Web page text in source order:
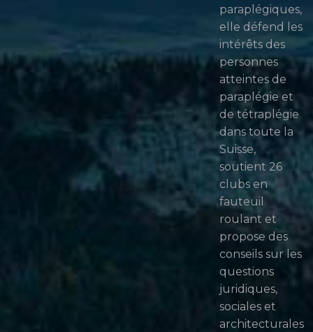
paraplégiques,
elle défend les
intérêts des
personnes
atteintes de
paraplégie et
de tétraplégie
dans toute la
Suisse,
soutient 26
clubs en
fauteuil
roulant et
propose des
conseils sur les
questions
juridiques,
sociales et
architecturales